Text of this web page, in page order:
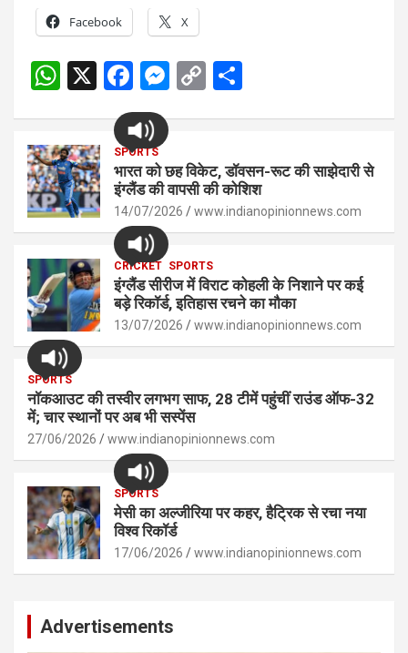
Facebook X
W
s
A
p
p
X
F
a
ce
b
o
o
k
M
n
g
er
C
Li
n
k
e
SPORTS
भारत को छह विकेट, डॉवसन-रूट की साझेदारी से
इंग्लैंड की वापसी की कोशिश
14/07/2026 www.indianopinionnews.com
CRICKET SPORTS
इंग्लैंड सीरीज में विराट कोहली के निशाने पर कई
बड़े रिकॉर्ड, इतिहास रचने का मौका
13/07/2026 www.indianopinionnews.com
SPORTS
नॉकआउट की तस्वीर लगभग साफ, 28 टीमें पहुंचीं राउंड ऑफ-32
में; चार स्थानों पर अब भी सस्पेंस
27/06/2026 www.indianopinionnews.com
SPORTS
मेसी का अल्जीरिया पर कहर, हैट्रिक से रचा नया
विश्व रिकॉर्ड
17/06/2026 www.indianopinionnews.com
Advertisements